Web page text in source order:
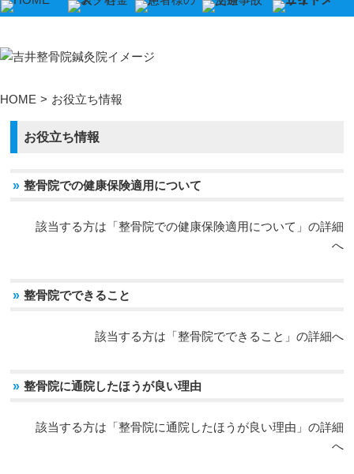
▼
HOME > お役立ち情報
お役立ち情報
» 整骨院での健康保険適用について
該当する方は「整骨院での健康保険適用について」の詳細
へ
» 整骨院でできること
該当する方は「整骨院でできること」の詳細へ
» 整骨院に通院したほうが良い理由
該当する方は「整骨院に通院したほうが良い理由」の詳細
へ